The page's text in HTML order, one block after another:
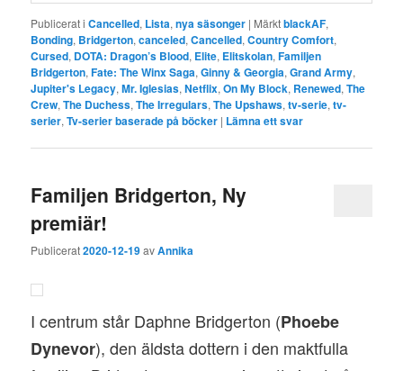
Publicerat i Cancelled, Lista,nya säsonger | MärktblackAF,
Bonding, Bridgerton,canceled,Cancelled,Country Comfort,
Cursed, DOTA: Dragon’s Blood, Elite, Elitskolan,Familjen
Bridgerton,Fate: The Winx Saga,Ginny & Georgia,Grand Army,
Jupiter's Legacy,Mr. Iglesias,Netflix,On My Block, Renewed,The
Crew,The Duchess,The Irregulars,The Upshaws,tv-serie,tv-
serier,Tv-serier baserade på böcker | Lämna ett svar
Familjen Bridgerton, Ny
premiär!
Publicerat2020-12-19avAnnika
I centrum står Daphne Bridgerton (Phoebe
Dynevor), den äldsta dottern i den maktfulla